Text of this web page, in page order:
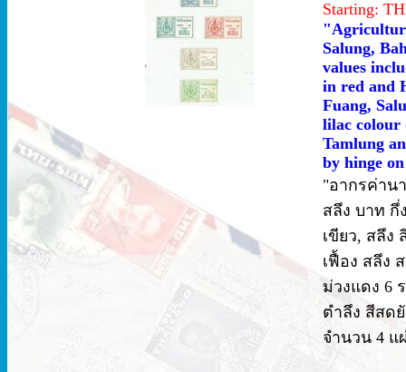
Starting:
Salung,
values
in red and
Fuang,
lilac colour
Tamlung
by hinge
"อากรค่าน
สลึง บาท กึ่
เขียว, สลึง
เฟื้อง สลึง
ม่วงแดง 6
ตำลึง สีสด
จำนวน 4 แ